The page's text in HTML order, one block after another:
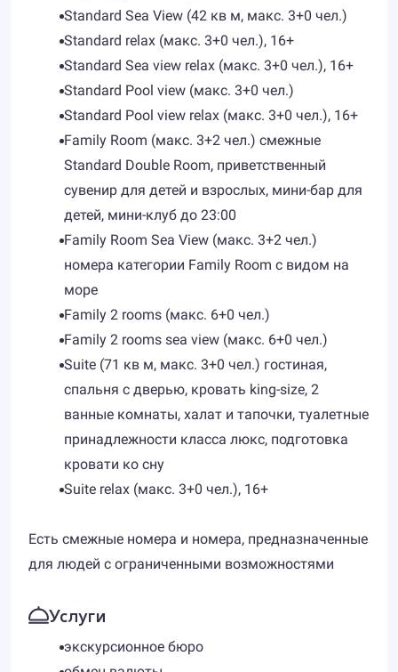
Standard Sea View (42 кв м, макс. 3+0 чел.)
Standard relax (макс. 3+0 чел.), 16+
Standard Sea view relax (макс. 3+0 чел.), 16+
Standard Pool view (макс. 3+0 чел.)
Standard Pool view relax (макс. 3+0 чел.), 16+
Family Room (макс. 3+2 чел.) смежные
Standard Double Room, приветственный
сувенир для детей и взрослых, мини-бар для
детей, мини-клуб до 23:00
Family Room Sea View (макс. 3+2 чел.)
номера категории Family Room с видом на
море
Family 2 rooms (макс. 6+0 чел.)
Family 2 rooms sea view (макс. 6+0 чел.)
Suite (71 кв м, макс. 3+0 чел.) гостиная,
спальня с дверью, кровать king-size, 2
ванные комнаты, халат и тапочки, туалетные
принадлежности класса люкс, подготовка
кровати ко сну
Suite relax (макс. 3+0 чел.), 16+
Есть смежные номера и номера, предназначенные
для людей с ограниченными возможностями
Услуги
экскурсионное бюро